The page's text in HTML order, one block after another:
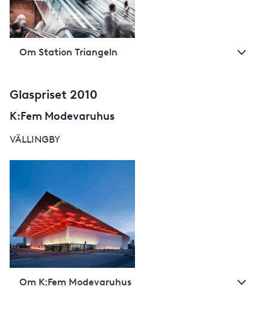
Om Station Triangeln
Glaspriset 2010
K:Fem Modevaruhus
VÄLLINGBY
Om K:Fem Modevaruhus